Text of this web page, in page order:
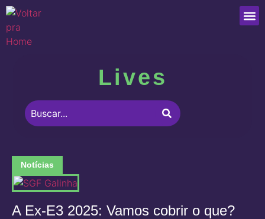
Lives
Notícias
A Ex-E3 2025: Vamos cobrir o que?